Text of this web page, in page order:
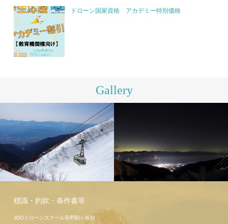
ドローン国家資格 アカデミー特別価格
Gallery
プウェイ
標識・約款・条件書等
JDOドローンスクール長野駒ヶ根校